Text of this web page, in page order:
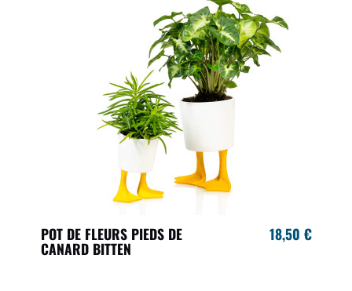
POT DE FLEURS PIEDS DE
CANARD BITTEN
18,50 €